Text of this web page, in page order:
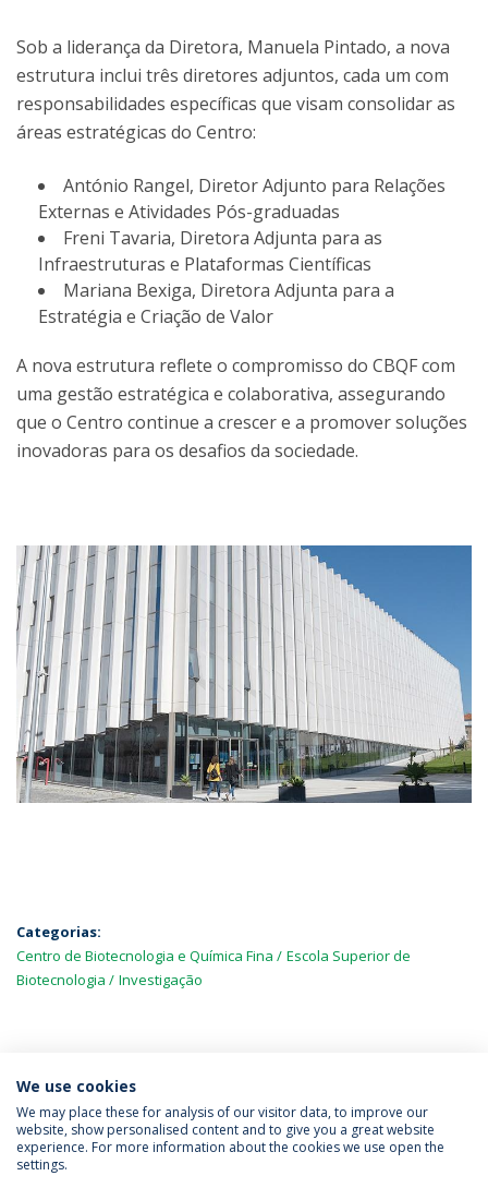
Sob a liderança da Diretora, Manuela Pintado, a nova
estrutura inclui três diretores adjuntos, cada um com
responsabilidades específicas que visam consolidar as
áreas estratégicas do Centro:
António Rangel, Diretor Adjunto para Relações
Externas e Atividades Pós-graduadas
Freni Tavaria, Diretora Adjunta para as
Infraestruturas e Plataformas Científicas
Mariana Bexiga, Diretora Adjunta para a
Estratégia e Criação de Valor
A nova estrutura reflete o compromisso do CBQF com
uma gestão estratégica e colaborativa, assegurando
que o Centro continue a crescer e a promover soluções
inovadoras para os desafios da sociedade.
Categorias:
Centro de Biotecnologia e Química Fina
Escola Superior de
Biotecnologia
Investigação
MAIS NOTÍCIAS
Política de Privacidade
Termos & Condições
We use cookies
We may place these for analysis of our visitor data, to improve our
website, show personalised content and to give you a great website
experience. For more information about the cookies we use open the
settings.